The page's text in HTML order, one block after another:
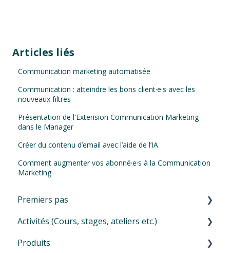
Articles liés
Communication marketing automatisée
Communication : atteindre les bons client·e·s avec les
nouveaux filtres
Présentation de l'Extension Communication Marketing
dans le Manager
Créer du contenu d’email avec l’aide de l’IA
Comment augmenter vos abonné·e·s à la Communication
Marketing
Premiers pas
Premiers pas
Navigation dans votre Eversports Manager
Activités (Cours, stages, ateliers etc.)
Introduction pour vos activités
Produits